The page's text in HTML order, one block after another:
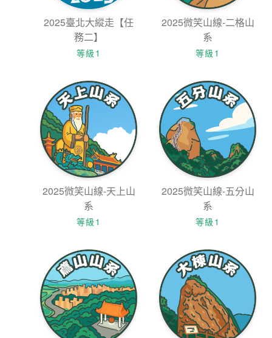
2025臺北大縱走【任
務二】
等級1
2025微笑山線-二格山
系
等級1
2025微笑山線-天上山
系
等級1
2025微笑山線-五分山
系
等級1